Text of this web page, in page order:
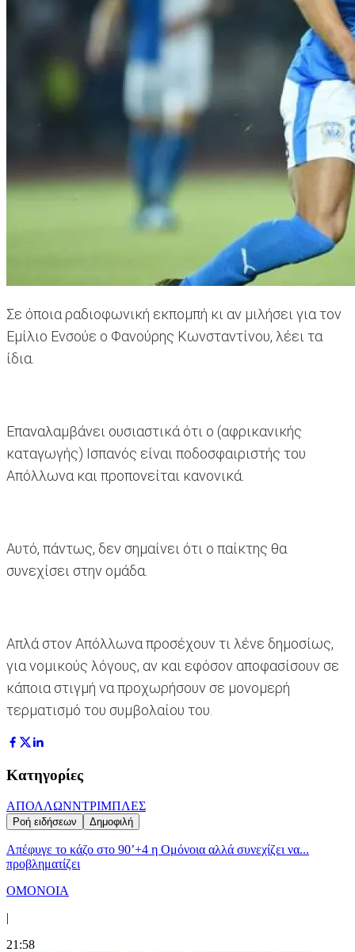
Σε όποια ραδιοφωνική εκπομπή κι αν μιλήσει για τον
Εμίλιο Ενσούε ο Φανούρης Κωνσταντίνου, λέει τα
ίδια.
Επαναλαμβάνει ουσιαστικά ότι ο (αφρικανικής
καταγωγής) Ισπανός είναι ποδοσφαιριστής του
Απόλλωνα και προπονείται κανονικά.
Αυτό, πάντως, δεν σημαίνει ότι ο παίκτης θα
συνεχίσει στην ομάδα.
Απλά στον Απόλλωνα προσέχουν τι λένε δημοσίως,
για νομικούς λόγους, αν και εφόσον αποφασίσουν σε
κάποια στιγμή να προχωρήσουν σε μονομερή
τερματισμό του συμβολαίου του.
Κατηγορίες
ΑΠΟΛΛΩΝΝΤΡΙΜΠΛΕΣ
Ροή ειδήσεων Δημοφιλή
Απέφυγε το κάζο στο 90’+4 η Ομόνοια αλλά συνεχίζει να...
προβληματίζει
ΟΜΟΝΟΙΑ
|
21:58